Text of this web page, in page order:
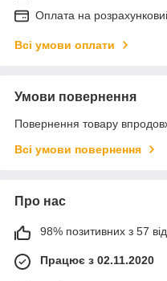
Оплата на
Всі умови оплати
Умови повернення
Повернення товару
Всі умови повернення
Про нас
98% позитивних з 57
Працює з 02.11.2020